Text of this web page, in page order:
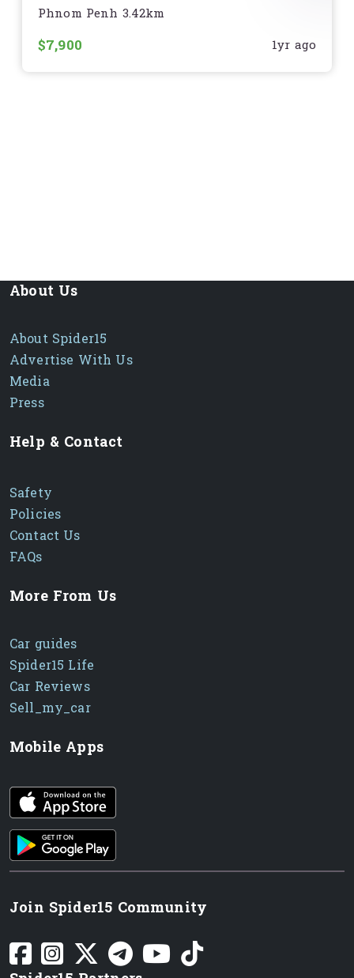
ទីតាំង ដីលេខ ៩១២ Warehouse No: A3 និង A4,
ផ្លូវលំ ក្រុមទី៤ ភូមិទ្រា សង្កាត់ស្ទឹងមានជ័យ១ ខណ្ឌមានជ័យ
ភ្នំពេញ
Phnom Penh 3.42km
$7,900 1yr ago
About Us
About Spider15
Advertise With Us
Media
Press
Help & Contact
Safety
Policies
Contact Us
FAQs
More From Us
Car guides
Spider15 Life
Car Reviews
Sell_my_car
Mobile Apps
iOS app
Android App
Join Spider15 Community